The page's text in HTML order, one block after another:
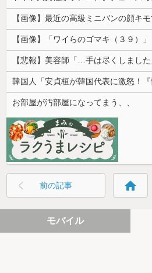
【画像】最近の高級ミニバンの顔キ
【画像】「ワイらのゴマキ（３９）」
【悲報】美容師「…手は尽くしまし
お部屋が汚部屋になってまう、、
前の記事 home
モバイル